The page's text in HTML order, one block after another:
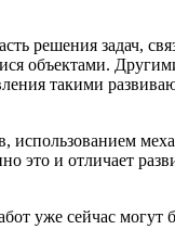
решения задач,
объектами.
такими
использованием
это и отличает
уже сейчас мо­гут